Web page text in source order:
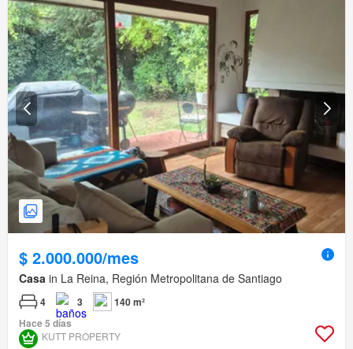
$ 2.000.000/mes
Casa in La Reina, Región Metropolitana de Santiago
4 3
140 m²
Hace 5 días
KUTT PROPERTY